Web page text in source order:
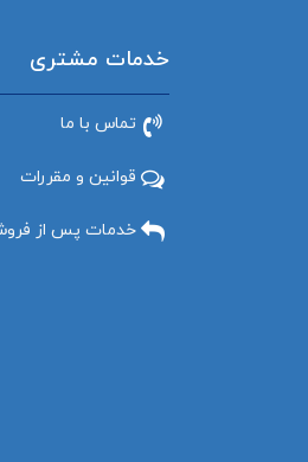
خدمات مشتری
تماس با ما
قوانین و مقررات
خدمات پس از